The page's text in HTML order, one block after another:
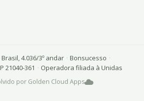
Brasil, 4.036/3º andar · Bonsucesso ·
21040-361 · Operadora filiada à Unidas
por Golden Cloud Apps